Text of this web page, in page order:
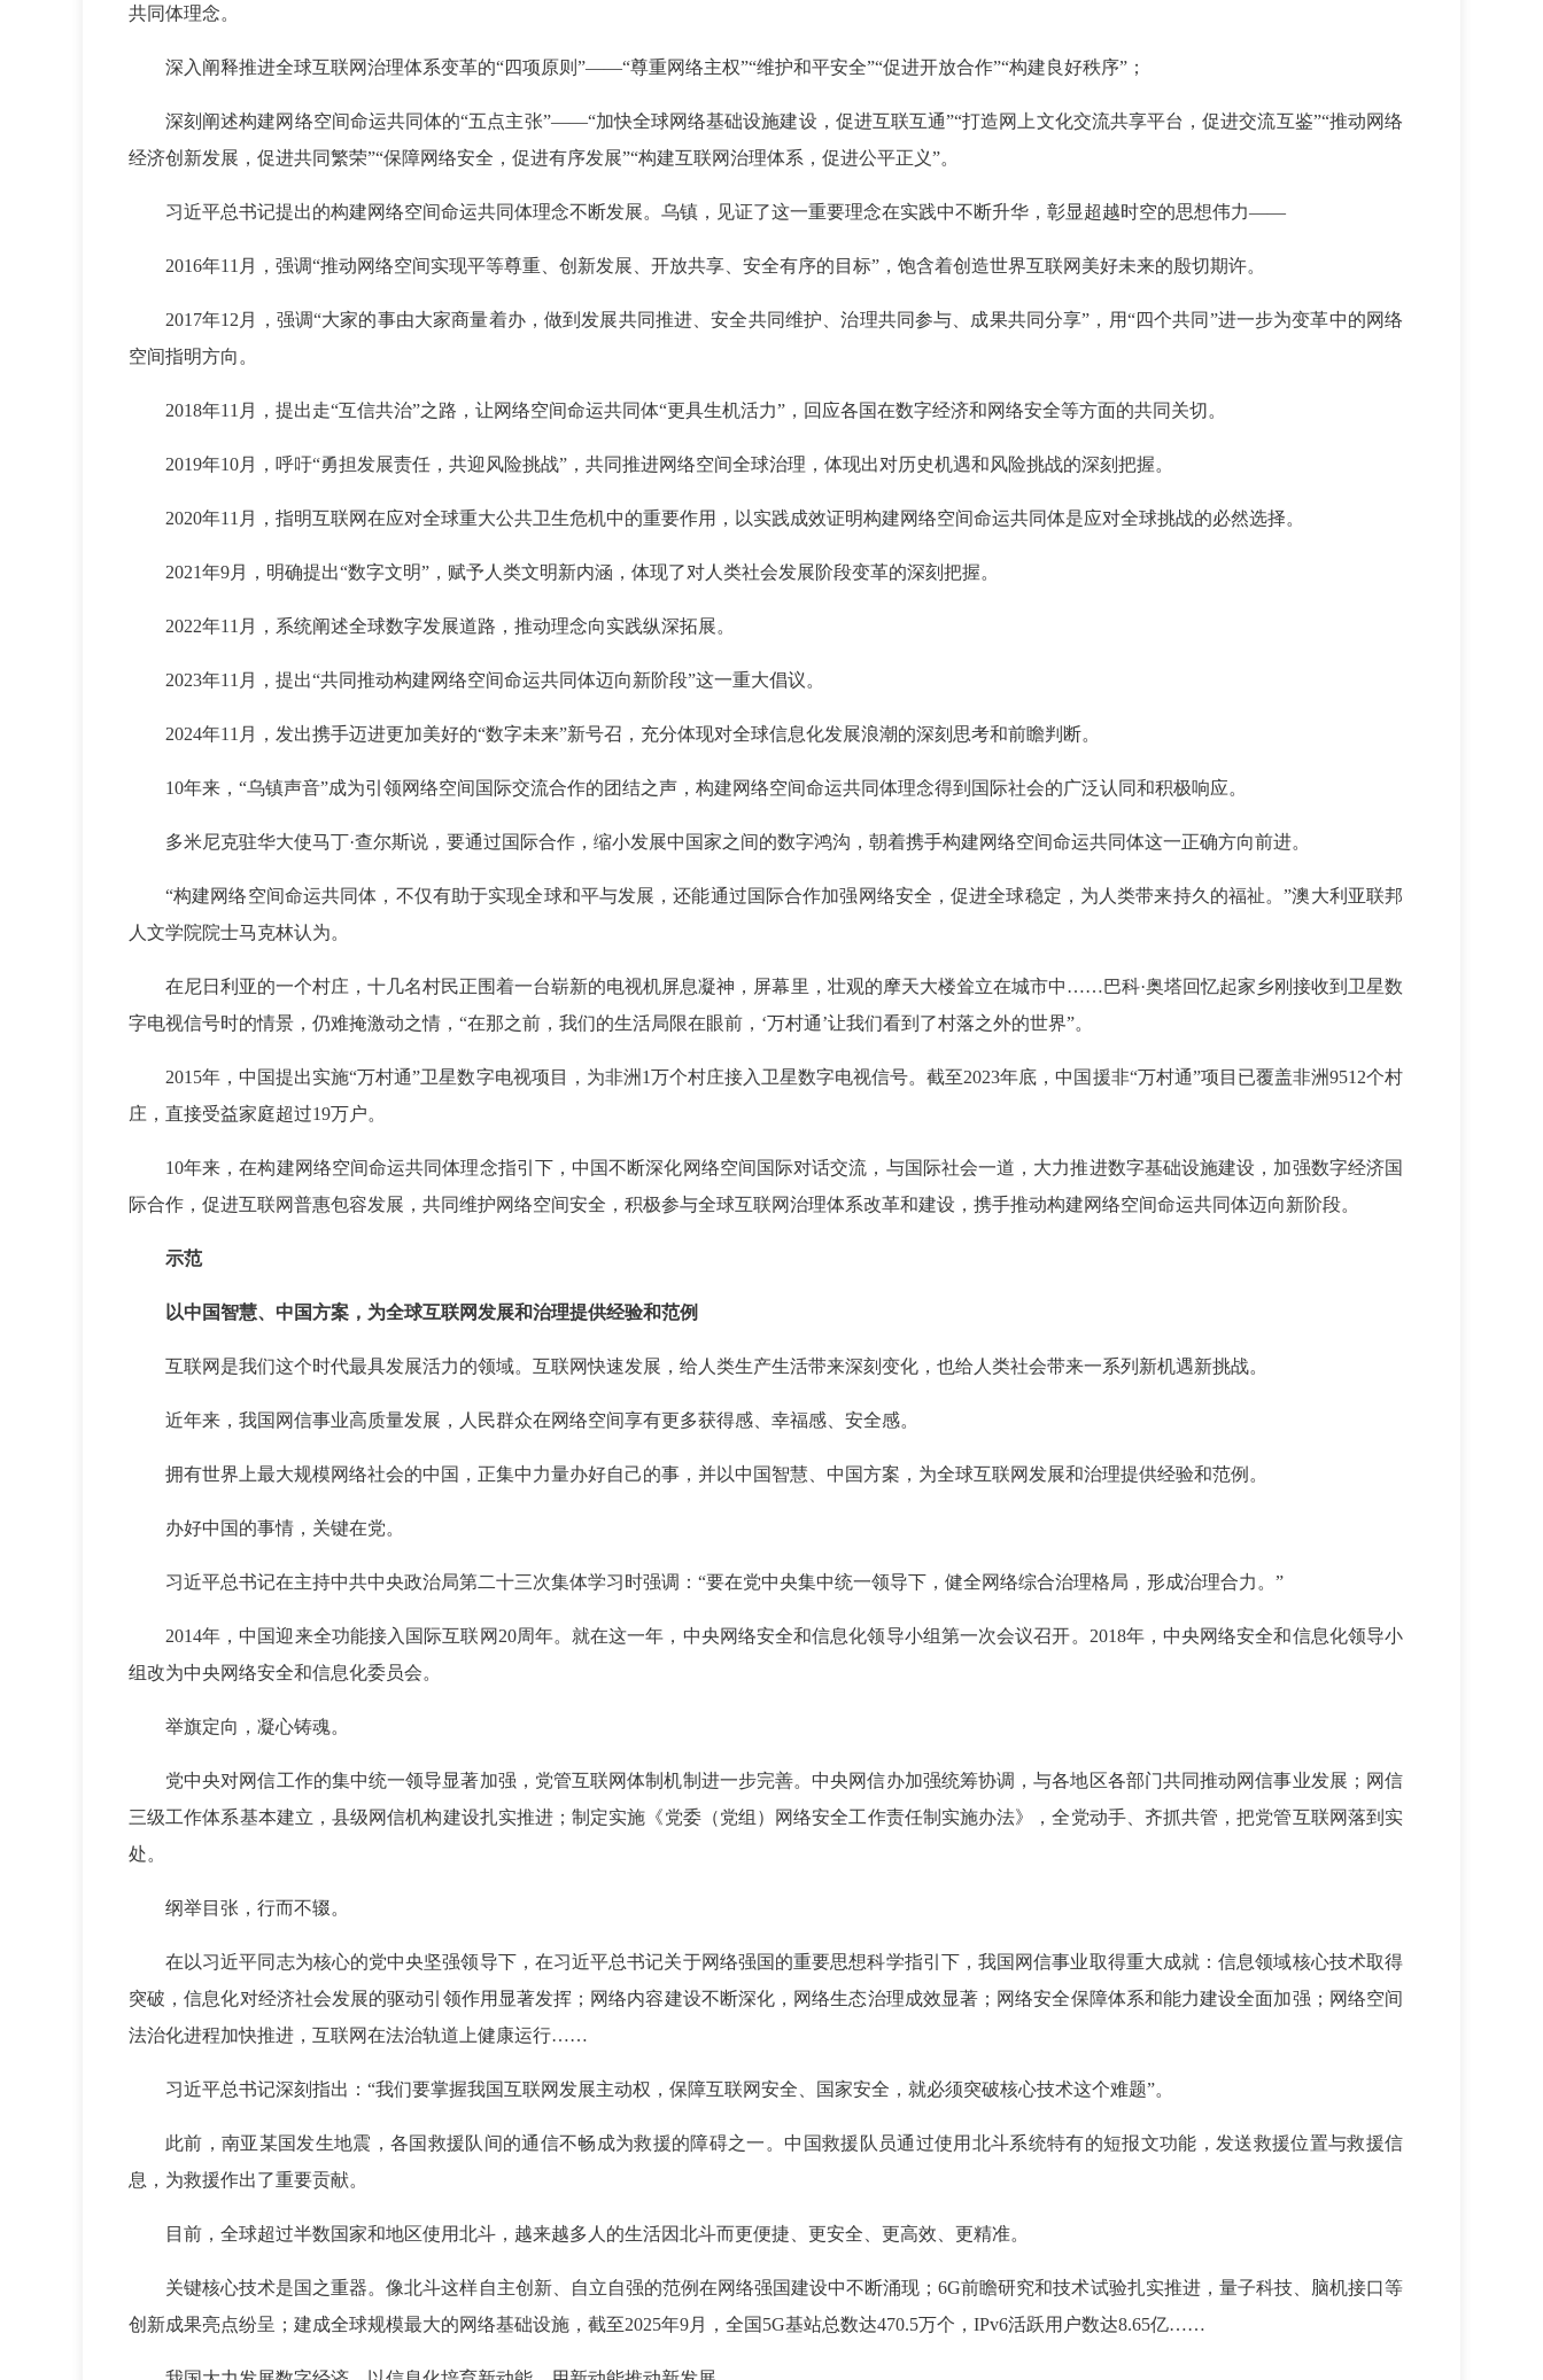
共同体理念。
深入阐释推进全球互联网治理体系变革的“四项原则”——“尊重网络主权”“维护和平安全”“促进开放合作”“构建良好秩序”；
深刻阐述构建网络空间命运共同体的“五点主张”——“加快全球网络基础设施建设，促进互联互通”“打造网上文化交流共享平台，促进交流互鉴”“推动网络
经济创新发展，促进共同繁荣”“保障网络安全，促进有序发展”“构建互联网治理体系，促进公平正义”。
习近平总书记提出的构建网络空间命运共同体理念不断发展。乌镇，见证了这一重要理念在实践中不断升华，彰显超越时空的思想伟力——
2016年11月，强调“推动网络空间实现平等尊重、创新发展、开放共享、安全有序的目标”，饱含着创造世界互联网美好未来的殷切期许。
2017年12月，强调“大家的事由大家商量着办，做到发展共同推进、安全共同维护、治理共同参与、成果共同分享”，用“四个共同”进一步为变革中的网络
空间指明方向。
2018年11月，提出走“互信共治”之路，让网络空间命运共同体“更具生机活力”，回应各国在数字经济和网络安全等方面的共同关切。
2019年10月，呼吁“勇担发展责任，共迎风险挑战”，共同推进网络空间全球治理，体现出对历史机遇和风险挑战的深刻把握。
2020年11月，指明互联网在应对全球重大公共卫生危机中的重要作用，以实践成效证明构建网络空间命运共同体是应对全球挑战的必然选择。
2021年9月，明确提出“数字文明”，赋予人类文明新内涵，体现了对人类社会发展阶段变革的深刻把握。
2022年11月，系统阐述全球数字发展道路，推动理念向实践纵深拓展。
2023年11月，提出“共同推动构建网络空间命运共同体迈向新阶段”这一重大倡议。
2024年11月，发出携手迈进更加美好的“数字未来”新号召，充分体现对全球信息化发展浪潮的深刻思考和前瞻判断。
10年来，“乌镇声音”成为引领网络空间国际交流合作的团结之声，构建网络空间命运共同体理念得到国际社会的广泛认同和积极响应。
多米尼克驻华大使马丁·查尔斯说，要通过国际合作，缩小发展中国家之间的数字鸿沟，朝着携手构建网络空间命运共同体这一正确方向前进。
“构建网络空间命运共同体，不仅有助于实现全球和平与发展，还能通过国际合作加强网络安全，促进全球稳定，为人类带来持久的福祉。”澳大利亚联邦
人文学院院士马克林认为。
在尼日利亚的一个村庄，十几名村民正围着一台崭新的电视机屏息凝神，屏幕里，壮观的摩天大楼耸立在城市中……巴科·奥塔回忆起家乡刚接收到卫星数
字电视信号时的情景，仍难掩激动之情，“在那之前，我们的生活局限在眼前，‘万村通’让我们看到了村落之外的世界”。
2015年，中国提出实施“万村通”卫星数字电视项目，为非洲1万个村庄接入卫星数字电视信号。截至2023年底，中国援非“万村通”项目已覆盖非洲9512个村
庄，直接受益家庭超过19万户。
10年来，在构建网络空间命运共同体理念指引下，中国不断深化网络空间国际对话交流，与国际社会一道，大力推进数字基础设施建设，加强数字经济国
际合作，促进互联网普惠包容发展，共同维护网络空间安全，积极参与全球互联网治理体系改革和建设，携手推动构建网络空间命运共同体迈向新阶段。
示范
以中国智慧、中国方案，为全球互联网发展和治理提供经验和范例
互联网是我们这个时代最具发展活力的领域。互联网快速发展，给人类生产生活带来深刻变化，也给人类社会带来一系列新机遇新挑战。
近年来，我国网信事业高质量发展，人民群众在网络空间享有更多获得感、幸福感、安全感。
拥有世界上最大规模网络社会的中国，正集中力量办好自己的事，并以中国智慧、中国方案，为全球互联网发展和治理提供经验和范例。
办好中国的事情，关键在党。
习近平总书记在主持中共中央政治局第二十三次集体学习时强调：“要在党中央集中统一领导下，健全网络综合治理格局，形成治理合力。”
2014年，中国迎来全功能接入国际互联网20周年。就在这一年，中央网络安全和信息化领导小组第一次会议召开。2018年，中央网络安全和信息化领导小
组改为中央网络安全和信息化委员会。
举旗定向，凝心铸魂。
党中央对网信工作的集中统一领导显著加强，党管互联网体制机制进一步完善。中央网信办加强统筹协调，与各地区各部门共同推动网信事业发展；网信
三级工作体系基本建立，县级网信机构建设扎实推进；制定实施《党委（党组）网络安全工作责任制实施办法》，全党动手、齐抓共管，把党管互联网落到实
处。
纲举目张，行而不辍。
在以习近平同志为核心的党中央坚强领导下，在习近平总书记关于网络强国的重要思想科学指引下，我国网信事业取得重大成就：信息领域核心技术取得
突破，信息化对经济社会发展的驱动引领作用显著发挥；网络内容建设不断深化，网络生态治理成效显著；网络安全保障体系和能力建设全面加强；网络空间
法治化进程加快推进，互联网在法治轨道上健康运行……
习近平总书记深刻指出：“我们要掌握我国互联网发展主动权，保障互联网安全、国家安全，就必须突破核心技术这个难题”。
此前，南亚某国发生地震，各国救援队间的通信不畅成为救援的障碍之一。中国救援队员通过使用北斗系统特有的短报文功能，发送救援位置与救援信
息，为救援作出了重要贡献。
目前，全球超过半数国家和地区使用北斗，越来越多人的生活因北斗而更便捷、更安全、更高效、更精准。
关键核心技术是国之重器。像北斗这样自主创新、自立自强的范例在网络强国建设中不断涌现；6G前瞻研究和技术试验扎实推进，量子科技、脑机接口等
创新成果亮点纷呈；建成全球规模最大的网络基础设施，截至2025年9月，全国5G基站总数达470.5万个，IPv6活跃用户数达8.65亿……